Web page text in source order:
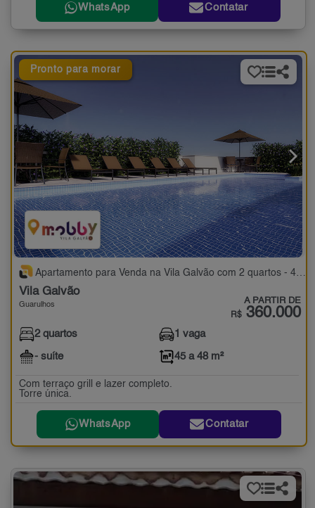
WhatsApp Contatar
Pronto para morar
Apartamento para Venda na Vila Galvão com 2 quartos - 45 a 48 m²
Vila Galvão
Guarulhos A PARTIR DE
R$ 360.000
2 quartos
- suíte
1 vaga
45 a 48 m²
Com terraço grill e lazer completo.
Torre única.
WhatsApp Contatar